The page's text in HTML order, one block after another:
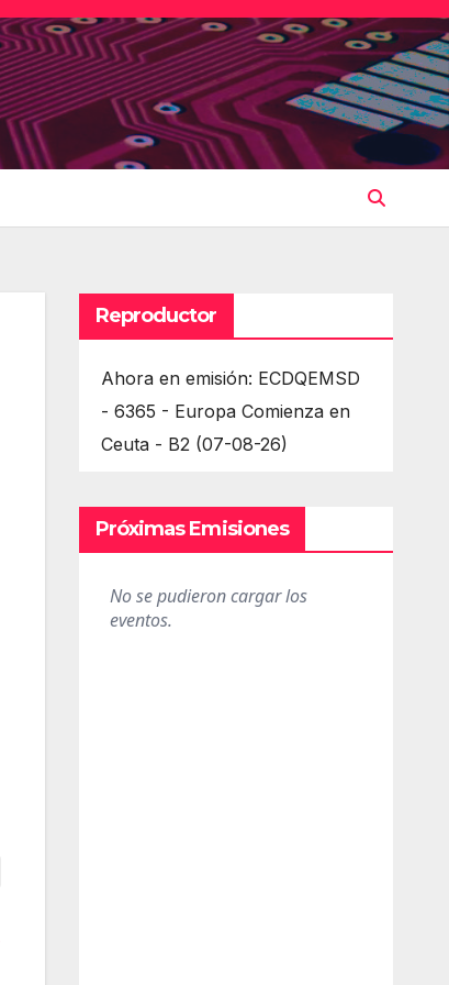
Reproductor
Ahora en emisión: ECDQEMSD
- 6365 - Europa Comienza en
Ceuta - B2 (07-08-26)
Próximas Emisiones